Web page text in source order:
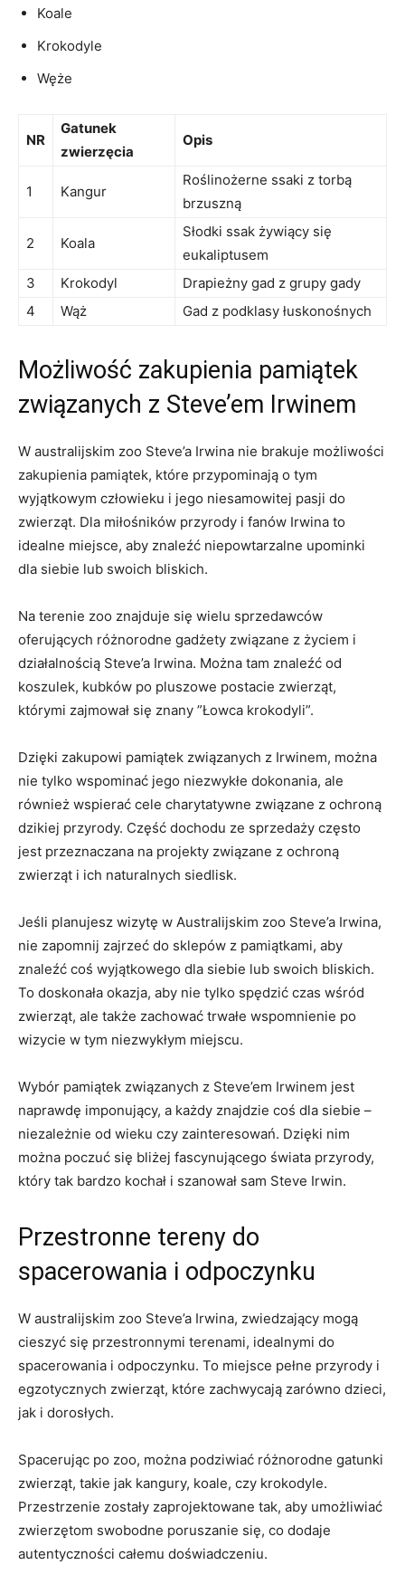
Koale
Krokodyle
Węże
NR
Gatunek⁢
zwierzęcia
Opis
1 Kangur
Roślinożerne ssaki z torbą
brzuszną
2 Koala
Słodki ssak żywiący się
eukaliptusem
3
Krokodyl
Drapieżny gad z grupy‌ gady
4
Wąż Gad z podklasy łuskonośnych
Możliwość zakupienia pamiątek
związanych z Steve’em Irwinem
W australijskim zoo Steve’a Irwina nie brakuje możliwości
zakupienia pamiątek, które przypominają​ o tym
wyjątkowym człowieku i jego niesamowitej pasji ‌do
zwierząt. Dla‌ miłośników przyrody i fanów Irwina to
idealne​ miejsce,​ aby znaleźć niepowtarzalne upominki
dla ​siebie lub swoich bliskich.
Na terenie zoo znajduje się wielu sprzedawców
oferujących ⁣różnorodne gadżety związane⁢ z życiem i
działalnością ‌Steve’a Irwina. Można tam znaleźć od
koszulek, kubków po ‌pluszowe postacie zwierząt,
którymi zajmował się⁢ znany ‍”Łowca krokodyli”.
Dzięki⁣ zakupowi pamiątek związanych z Irwinem, można
nie tylko wspominać jego niezwykłe dokonania, ale
również wspierać cele charytatywne związane z ochroną
dzikiej przyrody. Część dochodu ze sprzedaży często
jest przeznaczana na projekty związane⁤ z ochroną
zwierząt i ich naturalnych siedlisk.
Jeśli planujesz wizytę w Australijskim zoo Steve’a Irwina, ​
nie zapomnij zajrzeć do sklepów z⁣ pamiątkami, aby
znaleźć coś wyjątkowego dla siebie lub swoich bliskich.
To⁤ doskonała okazja, aby nie tylko spędzić czas wśród
zwierząt, ale ⁣także zachować trwałe wspomnienie ⁣po
wizycie w tym niezwykłym miejscu.
Wybór pamiątek ‍związanych z ⁢Steve’em Irwinem jest
naprawdę imponujący, a każdy znajdzie coś dla siebie –
niezależnie od wieku czy zainteresowań. Dzięki nim
można poczuć się bliżej fascynującego świata przyrody,
który tak bardzo‌ kochał i szanował sam​ Steve Irwin.
Przestronne tereny do
spacerowania i ‌odpoczynku
W australijskim zoo Steve’a Irwina, zwiedzający mogą
cieszyć ⁤się przestronnymi terenami, idealnymi do
spacerowania i odpoczynku. To miejsce pełne przyrody i
egzotycznych zwierząt, które zachwycają zarówno dzieci,
jak i⁤ dorosłych.
Spacerując po zoo, można podziwiać⁢ różnorodne gatunki
zwierząt, takie jak kangury, ‌koale,‍ czy krokodyle.
Przestrzenie zostały zaprojektowane tak, ‌aby umożliwiać
zwierzętom swobodne poruszanie się, co dodaje
autentyczności całemu ‌doświadczeniu.